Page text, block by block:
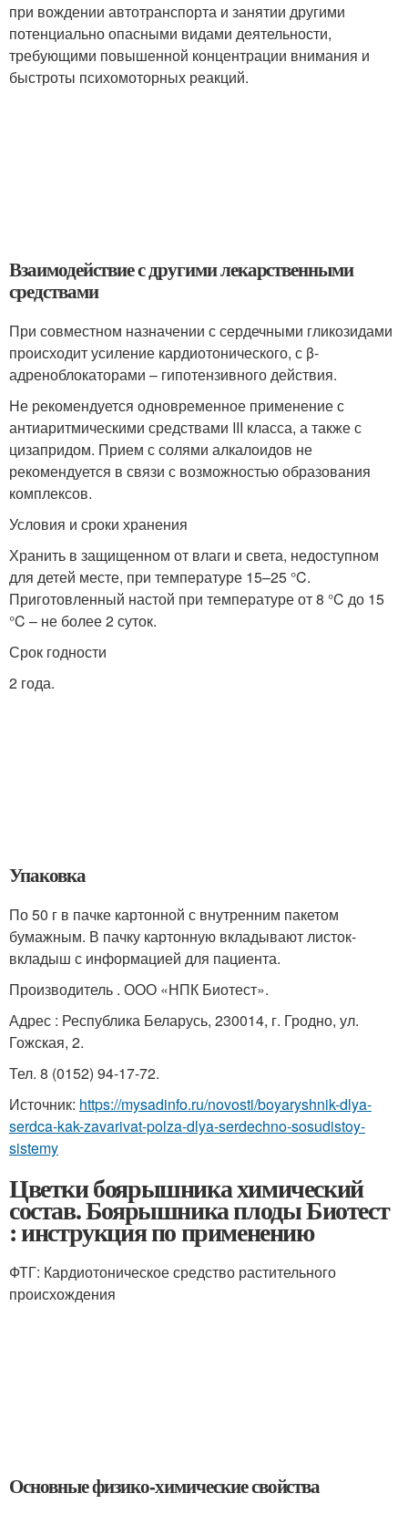
при вождении автотранспорта и занятии другими
потенциально опасными видами деятельности,
требующими повышенной концентрации внимания и
быстроты психомоторных реакций.
Взаимодействие с другими лекарственными
средствами
При совместном назначении с сердечными гликозидами
происходит усиление кардиотонического, с β-
адреноблокаторами – гипотензивного действия.
Не рекомендуется одновременное применение с
антиаритмическими средствами III класса, а также с
цизапридом. Прием с солями алкалоидов не
рекомендуется в связи с возможностью образования
комплексов.
Условия и сроки хранения
Хранить в защищенном от влаги и света, недоступном
для детей месте, при температуре 15–25 °C.
Приготовленный настой при температуре от 8 °C до 15
°C – не более 2 суток.
Срок годности
2 года.
Упаковка
По 50 г в пачке картонной с внутренним пакетом
бумажным. В пачку картонную вкладывают листок-
вкладыш с информацией для пациента.
Производитель . ООО «НПК Биотест».
Адрес : Республика Беларусь, 230014, г. Гродно, ул.
Гожская, 2.
Тел. 8 (0152) 94-17-72.
Источник: https://mysadinfo.ru/novosti/boyaryshnik-dlya-
serdca-kak-zavarivat-polza-dlya-serdechno-sosudistoy-
sistemy
Цветки боярышника химический
состав. Боярышника плоды Биотест
: инструкция по применению
ФТГ: Кардиотоническое средство растительного
происхождения
Основные физико-химические свойства